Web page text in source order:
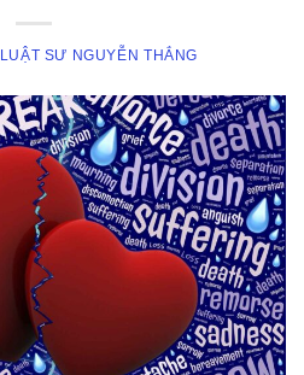
LUẬT SƯ NGUYỄN THẮNG